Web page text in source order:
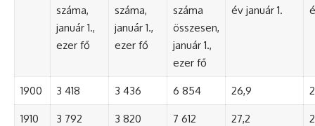
száma,
január 1.,
ezer fő
száma,
január 1.,
ezer fő
száma
összesen,
január 1.,
ezer fő
év január 1.
1900 3 418 3 436 6 854 26,9
1910 3 792 3 820 7 612 27,2